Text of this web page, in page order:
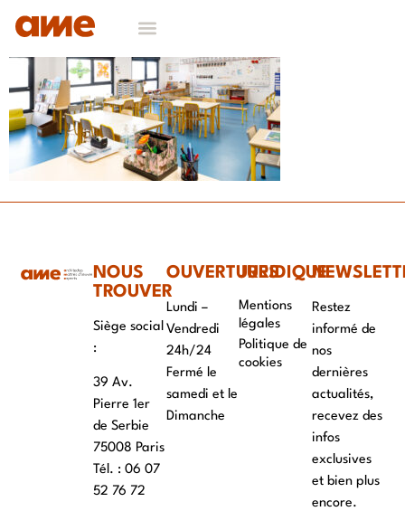
NOUS
TROUVER
Siège social
:
39 Av.
Pierre 1er
de Serbie
75008 Paris
Tél. : ‭06 07
52 76 72
OUVERTURES
Lundi –
Vendredi
24h/24
Fermé le
samedi et le
Dimanche
JURIDIQUE
Mentions
légales
Politique de
cookies
Restez
informé de
nos
dernières
actualités,
recevez des
infos
exclusives
et bien plus
encore.